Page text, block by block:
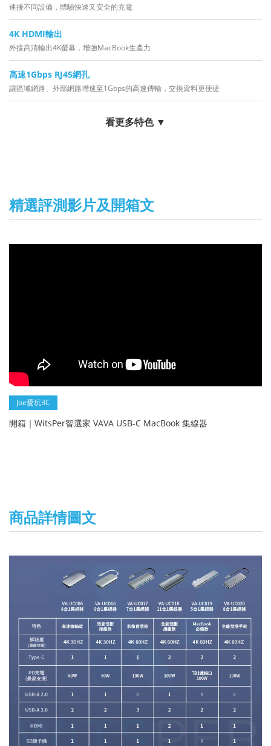
連接不同設備，體驗快速又安全的充電
4K HDMI輸出
外接高清輸出4K螢幕，增強MacBook生產力
高速1Gbps RJ45網孔
讓區域網路、外部網路增速至1Gbps的高速傳輸，交換資料更便捷
看更多特色 ▼
精選評測影片及開箱文
Joe愛玩3C
開箱｜WitsPer智選家 VAVA USB-C MacBook 集線器
商品詳情圖文